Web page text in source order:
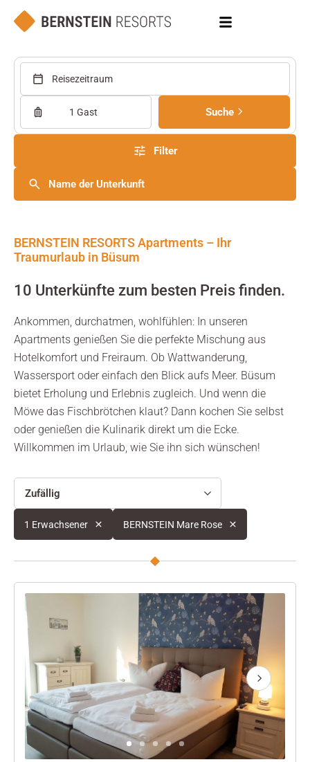
Reisezeitraum
1 Gast Suche
Filter
Name der Unterkunft
BERNSTEIN RESORTS Apartments – Ihr
Traumurlaub in Büsum
10 Unterkünfte zum besten Preis finden.
Ankommen, durchatmen, wohlfühlen: In unseren
Apartments genießen Sie die perfekte Mischung aus
Hotelkomfort und Freiraum. Ob Wattwanderung,
Wassersport oder einfach den Blick aufs Meer. Büsum
bietet Erholung und Erlebnis zugleich. Und wenn die
Möwe das Fischbrötchen klaut? Dann kochen Sie selbst
oder genießen die Kulinarik direkt um die Ecke.
Willkommen im Urlaub, wie Sie ihn sich wünschen!
1 Erwachsener BERNSTEIN Mare Rose
Zufällig
Next